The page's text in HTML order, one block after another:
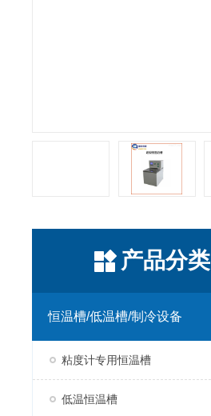
产品分类
恒温槽/低温槽/制冷设备
粘度计专用恒温槽
低温恒温槽